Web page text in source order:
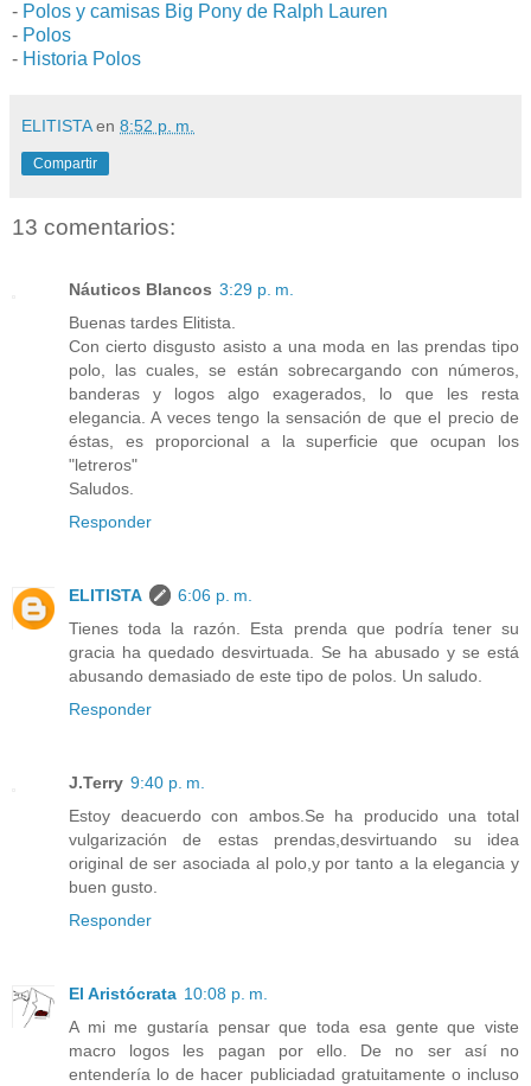
- Polos y camisas Big Pony de Ralph Lauren
- Polos
- Historia Polos
ELITISTA en 8:52 p. m.
Compartir
13 comentarios:
Náuticos Blancos 3:29 p. m.
Buenas tardes Elitista.
Con cierto disgusto asisto a una moda en las prendas tipo
polo, las cuales, se están sobrecargando con números,
banderas y logos algo exagerados, lo que les resta
elegancia. A veces tengo la sensación de que el precio de
éstas, es proporcional a la superficie que ocupan los
"letreros"
Saludos.
Responder
ELITISTA
6:06 p. m.
Tienes toda la razón. Esta prenda que podría tener su
gracia ha quedado desvirtuada. Se ha abusado y se está
abusando demasiado de este tipo de polos. Un saludo.
Responder
J.Terry 9:40 p. m.
Estoy deacuerdo con ambos.Se ha producido una total
vulgarización de estas prendas,desvirtuando su idea
original de ser asociada al polo,y por tanto a la elegancia y
buen gusto.
Responder
El Aristócrata 10:08 p. m.
A mi me gustaría pensar que toda esa gente que viste
macro logos les pagan por ello. De no ser así no
entendería lo de hacer publiciadad gratuitamente o incluso